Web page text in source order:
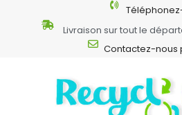
Livraison sur tout le
Contactez-nous